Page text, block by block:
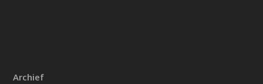
Archief